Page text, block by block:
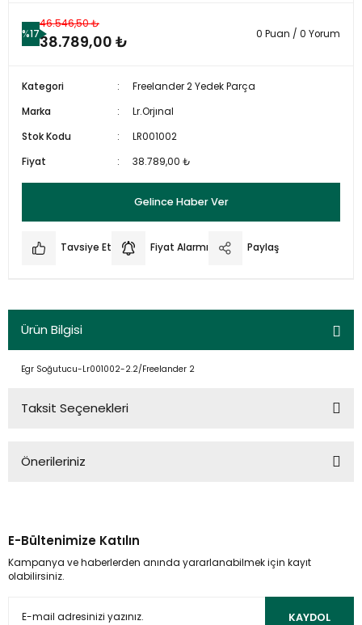
%17
46.546,50 ₺
38.789,00 ₺ 0 Puan / 0 Yorum
Kategori
Freelander 2 Yedek Parça
Marka
Lr.Orjınal
Stok Kodu
LR001002
Fiyat
38.789,00 ₺
Gelince Haber Ver
Tavsiye Et Fiyat Alarmı Paylaş
Ürün Bilgisi
Egr Soğutucu-Lr001002-2.2/Freelander 2
Taksit Seçenekleri
Önerileriniz
kullanarak tarafımıza iletebilirsiniz.
Görüş ve önerileriniz için teşekkür ederiz.
Ürün açıklamasında eksik bilgiler bulunuyor.
E-Bültenimize Katılın
Kampanya ve haberlerden anında yararlanabilmek için kayıt
olabilirsiniz.
KAYDOL